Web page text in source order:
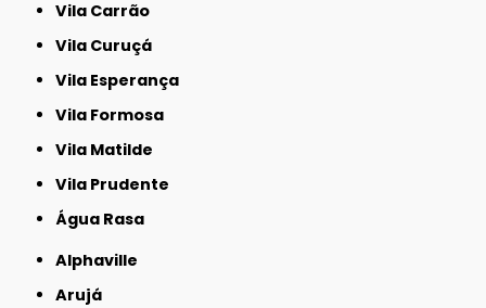
Vila Carrão
Vila Curuçá
Vila Esperança
Vila Formosa
Vila Matilde
Vila Prudente
Água Rasa
Alphaville
Arujá